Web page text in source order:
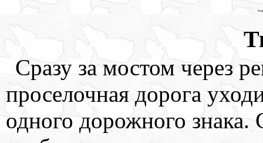
Сразу за мостом через
проселочная дорога
одного дорожного знака.